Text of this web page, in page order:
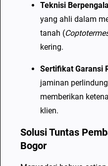
Teknisi
yang ahli dalam
tanah (
kering.
Sertifikat Garansi
jaminan
memberikan
klien.
Solusi Tuntas
Bogor